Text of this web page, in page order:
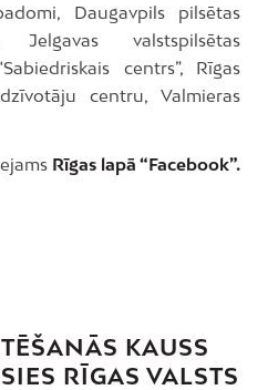
Daugavpils pilsētas
Jelgavas valstspilsētas
centrs”, Rīgas
centru, Valmieras
Rīgas lapā “Facebook”.
KAUSS
RĪGAS VALSTS